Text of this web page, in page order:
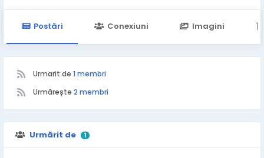
Postări Conexiuni Imagini
Urmarit de 1 membri
Urmărește 2 membri
Urmărit de 1